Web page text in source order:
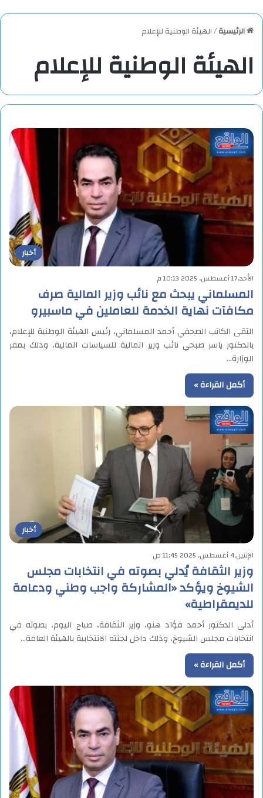
الرئيسية/الهيئة الوطنية للإعلام
الهيئة الوطنية للإعلام
أخبار
الأحد,17 أغسطس, 2025 10:13 م
المسلماني يبحث مع نائب وزير المالية صرف
مكافآت نهاية الخدمة للعاملين في ماسبيرو
التقى الكاتب الصحفي أحمد المسلماني، رئيس الهيئة الوطنية للإعلام،
بالدكتور ياسر صبحي نائب وزير المالية للسياسات المالية، وذلك بمقر
الوزارة…
أكمل القراءة »
أخبار
الإثنين,4 أغسطس, 2025 11:45 ص
وزير الثقافة يُدلي بصوته في انتخابات مجلس
الشيوخ ويؤكد «المشاركة واجب وطني ودعامة
للديمقراطية»
أدلى الدكتور أحمد فؤاد هنو، وزير الثقافة، صباح اليوم، بصوته في
انتخابات مجلس الشيوخ، وذلك داخل لجنته الانتخابية بالهيئة العامة…
أكمل القراءة »